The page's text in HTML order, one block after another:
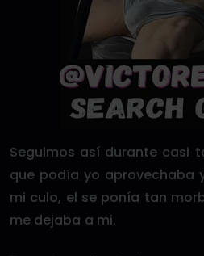
Seguimos así durante casi
que podía yo aprovechaba
mi culo, el se ponía tan
me dejaba a mi.